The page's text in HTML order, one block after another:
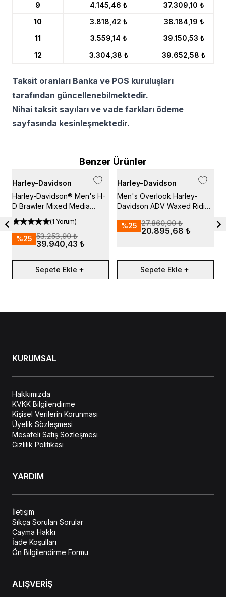
9
4.145,46 ₺
37.309,10 ₺
10
3.818,42 ₺
38.184,19 ₺
11
3.559,14 ₺
39.150,53 ₺
12
3.304,38 ₺ 39.652,58 ₺
Taksit oranları Banka ve POS kuruluşları
tarafından güncellenebilmektedir.
Nihai taksit sayıları ve vade farkları ödeme
sayfasında kesinleşmektedir.
Benzer Ürünler
Harley-Davidson
Harley-Davidson® Men's H-
D Brawler Mixed Media
Jacket
(1 Yorum)
%25 53.253,90 ₺
39.940,43 ₺
Sepete Ekle
Harley-Davidson
Men's Overlook Harley-
Davidson ADV Waxed Riding
%25 27.860,90 ₺
20.895,68 ₺
Sepete Ekle
KURUMSAL
Hakkımızda
KVKK Bilgilendirme
Kişisel Verilerin Korunması
Üyelik Sözleşmesi
Mesafeli Satış Sözleşmesi
Gizlilik Politikası
YARDIM
İletişim
Sıkça Sorulan Sorular
Cayma Hakkı
İade Koşulları
Ön Bilgilendirme Formu
ALIŞVERİŞ